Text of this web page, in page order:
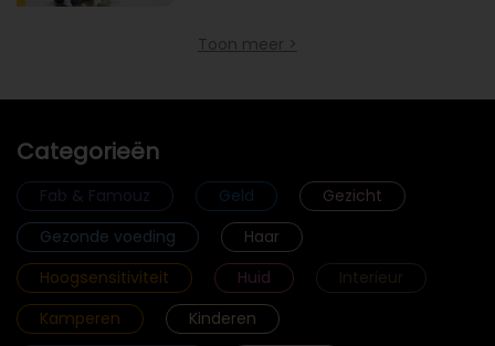
Toon meer >
Categorieën
Fab & Famouz Geld
Gezicht
Gezonde voeding
Haar
Hoogsensitiviteit
Huid
Interieur
Kamperen
Kinderen